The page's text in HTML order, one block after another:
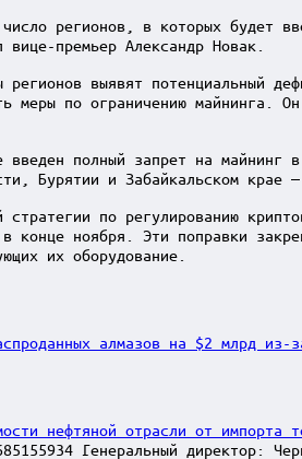
регионов, в которых будет
премьер Александр Новак.
выявят потенциальный
меры по ограничению майнинга.
полный запрет на
Бурятии и Забайкальском крае
по регулированию
конце ноября. Эти поправки
их оборудование.
алмазов на $2 млрд из-
нефтяной отрасли от импорта
Генеральный директор: